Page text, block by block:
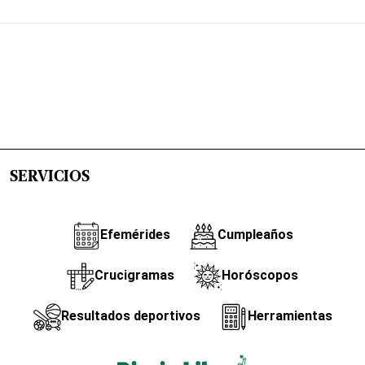
SERVICIOS
Efemérides Cumpleaños
Crucigramas Horóscopos
Resultados deportivos Herramientas